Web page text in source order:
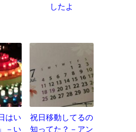
したよ
はい
－い
祝日移動してるの
知ってた？－アン